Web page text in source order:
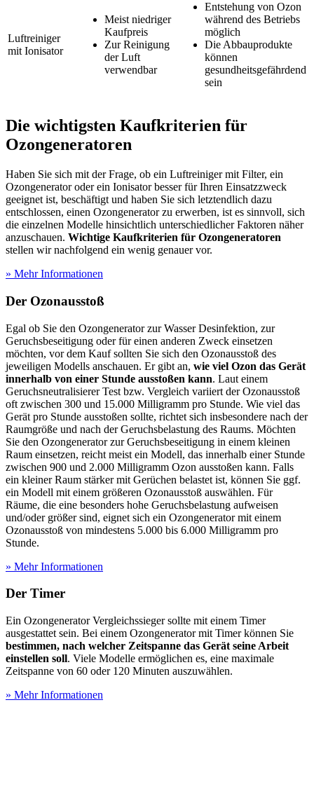
Luftreiniger
mit Ionisator
Meist niedriger
Kaufpreis
Zur Reinigung
der Luft
verwendbar
Entstehung von Ozon
während des Betriebs
möglich
Die Abbauprodukte
können
gesundheitsgefährdend
sein
Die wichtigsten Kaufkriterien für
Ozongeneratoren
Haben Sie sich mit der Frage, ob ein Luftreiniger mit Filter, ein
Ozongenerator oder ein Ionisator besser für Ihren Einsatzzweck
geeignet ist, beschäftigt und haben Sie sich letztendlich dazu
entschlossen, einen Ozongenerator zu erwerben, ist es sinnvoll, sich
die einzelnen Modelle hinsichtlich unterschiedlicher Faktoren näher
anzuschauen. Wichtige Kaufkriterien für Ozongeneratoren
stellen wir nachfolgend ein wenig genauer vor.
» Mehr Informationen
Der Ozonausstoß
Egal ob Sie den Ozongenerator zur Wasser Desinfektion, zur
Geruchsbeseitigung oder für einen anderen Zweck einsetzen
möchten, vor dem Kauf sollten Sie sich den Ozonausstoß des
jeweiligen Modells anschauen. Er gibt an, wie viel Ozon das Gerät
innerhalb von einer Stunde ausstoßen kann. Laut einem
Geruchsneutralisierer Test bzw. Vergleich variiert der Ozonausstoß
oft zwischen 300 und 15.000 Milligramm pro Stunde. Wie viel das
Gerät pro Stunde ausstoßen sollte, richtet sich insbesondere nach der
Raumgröße und nach der Geruchsbelastung des Raums. Möchten
Sie den Ozongenerator zur Geruchsbeseitigung in einem kleinen
Raum einsetzen, reicht meist ein Modell, das innerhalb einer Stunde
zwischen 900 und 2.000 Milligramm Ozon ausstoßen kann. Falls
ein kleiner Raum stärker mit Gerüchen belastet ist, können Sie ggf.
ein Modell mit einem größeren Ozonausstoß auswählen. Für
Räume, die eine besonders hohe Geruchsbelastung aufweisen
und/oder größer sind, eignet sich ein Ozongenerator mit einem
Ozonausstoß von mindestens 5.000 bis 6.000 Milligramm pro
Stunde.
» Mehr Informationen
Der Timer
Ein Ozongenerator Vergleichssieger sollte mit einem Timer
ausgestattet sein. Bei einem Ozongenerator mit Timer können Sie
bestimmen, nach welcher Zeitspanne das Gerät seine Arbeit
einstellen soll. Viele Modelle ermöglichen es, eine maximale
Zeitspanne von 60 oder 120 Minuten auszuwählen.
» Mehr Informationen